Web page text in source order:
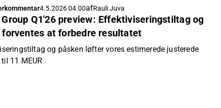
4.5.2026 04.00afRauli Juva
Q1'26 preview: Effektiviseringstiltag og
forventes at forbedre resultatet
og påsken løfter vores estimerede justerede
til 11 MEUR